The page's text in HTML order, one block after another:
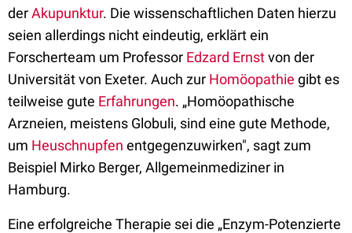
derAkupunktur. Die wissenschaftlichen Daten hierzu
seien allerdings nicht eindeutig, erklärt ein
Forscherteam um Professor Edzard Ernstvon der
Universität von Exeter. Auch zur Homöopathie gibt es
teilweise gute Erfahrungen. „Homöopathische
Arzneien, meistens Globuli, sind eine gute Methode,
um Heuschnupfen entgegenzuwirken", sagt zum
Beispiel Mirko Berger, Allgemeinmediziner in
Hamburg.
Eine erfolgreiche Therapie sei die „Enzym-Potenzierte